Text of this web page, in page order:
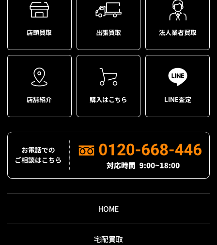
店頭買取 出張買取 法人業者買取
店舗紹介 購入はこちら LINE査定
HOME
宅配買取